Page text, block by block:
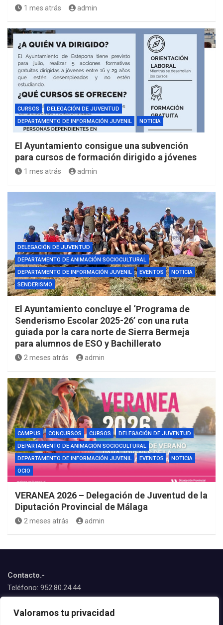
Valoramos tu privacidad
1 mes atrás admin
CURSOS
DELEGACIÓN DE JUVENTUD
DEPARTAMENTO DE INFORMACIÓN JUVENIL
NOTICIA
El Ayuntamiento consigue una subvención
para cursos de formación dirigido a jóvenes
1 mes atrás admin
DELEGACIÓN DE JUVENTUD
DEPARTAMENTO DE ANIMACIÓN SOCIOCULTURAL
DEPARTAMENTO DE INFORMACIÓN JUVENIL
EVENTOS
NOTICIA
SENDERISMO
El Ayuntamiento concluye el ‘Programa de
Senderismo Escolar 2025-26’ con una ruta
guiada por la cara norte de Sierra Bermeja
para alumnos de ESO y Bachillerato
2 meses atrás admin
CAMPUS CONCURSOS CURSOS
DELEGACIÓN DE JUVENTUD
DEPARTAMENTO DE ANIMACIÓN SOCIOCULTURAL
DEPARTAMENTO DE INFORMACIÓN JUVENIL
EVENTOS
NOTICIA
OCIO
VERANEA 2026 – Delegación de Juventud de la
Diputación Provincial de Málaga
2 meses atrás admin
Contacto.-
Teléfono: 952.80.24.44
juventud@estepona.es